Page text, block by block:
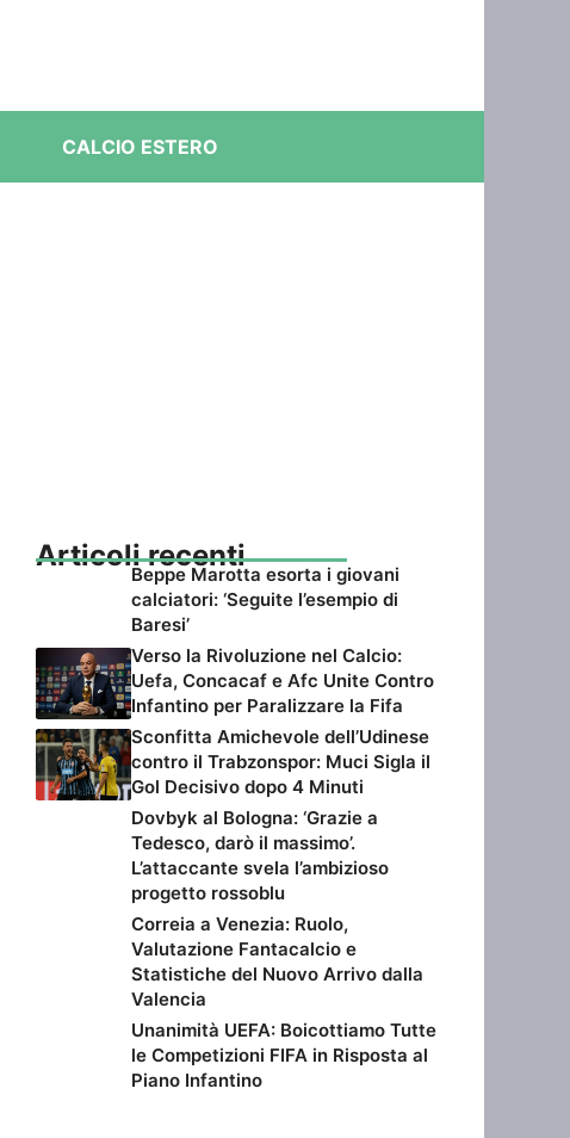
CALCIO ESTERO
Articoli recenti
Beppe Marotta esorta i giovani
calciatori: ‘Seguite l’esempio di
Baresi’
Verso la Rivoluzione nel Calcio:
Uefa, Concacaf e Afc Unite Contro
Infantino per Paralizzare la Fifa
Sconfitta Amichevole dell’Udinese
contro il Trabzonspor: Muci Sigla il
Gol Decisivo dopo 4 Minuti
Dovbyk al Bologna: ‘Grazie a
Tedesco, darò il massimo’.
L’attaccante svela l’ambizioso
progetto rossoblu
Correia a Venezia: Ruolo,
Valutazione Fantacalcio e
Statistiche del Nuovo Arrivo dalla
Valencia
Unanimità UEFA: Boicottiamo Tutte
le Competizioni FIFA in Risposta al
Piano Infantino